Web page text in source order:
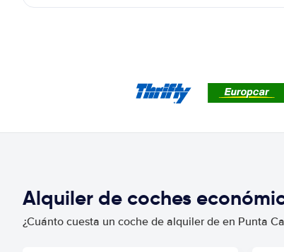
Alquiler de coches
¿Cuánto cuesta un coche de alquiler de en Punta